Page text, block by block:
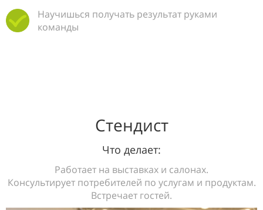
Научишься получать результат руками
команды
Стендист
Что делает:
Работает на выставках и салонах.
Консультирует потребителей по услугам и продуктам.
Встречает гостей.